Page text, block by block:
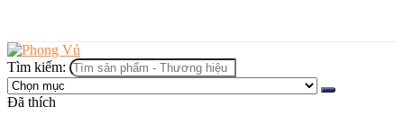
Tìm kiếm:
Đã thích